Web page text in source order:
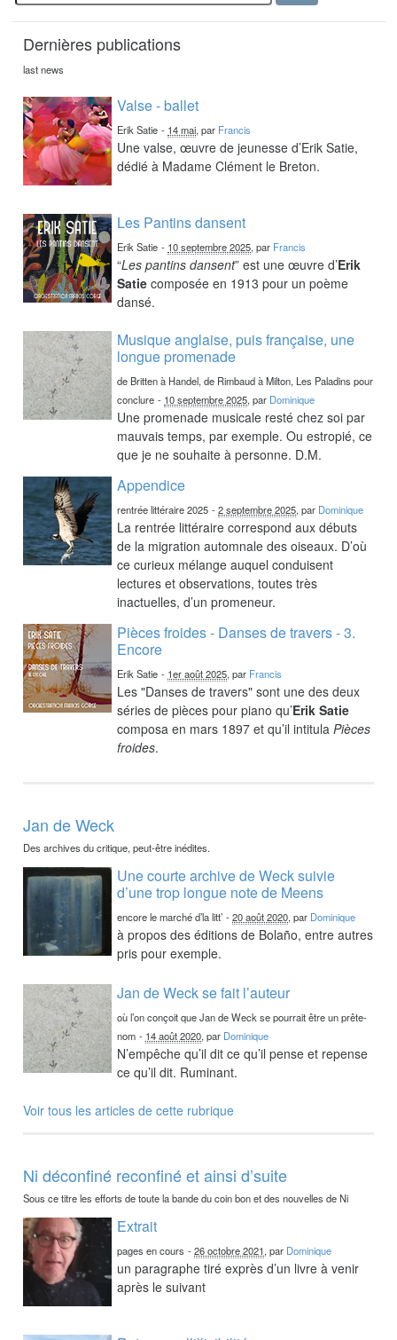
Dernières publications
last news
Valse - ballet
Erik Satie - 14 mai, par Francis
Une valse, œuvre de jeunesse d’Erik Satie,
dédié à Madame Clément le Breton.
Les Pantins dansent
Erik Satie - 10 septembre 2025, par Francis
“Les pantins dansent” est une œuvre d’Erik
Satie composée en 1913 pour un poème
dansé.
Musique anglaise, puis française, une
longue promenade
de Britten à Handel, de Rimbaud à Milton, Les Paladins pour
conclure - 10 septembre 2025, par Dominique
Une promenade musicale resté chez soi par
mauvais temps, par exemple. Ou estropié, ce
que je ne souhaite à personne. D.M.
Appendice
rentrée littéraire 2025 -2 septembre 2025, par Dominique
La rentrée littéraire correspond aux débuts
de la migration automnale des oiseaux. D’où
ce curieux mélange auquel conduisent
lectures et observations, toutes très
inactuelles, d’un promeneur.
Pièces froides - Danses de travers - 3.
Encore
Erik Satie - 1er août 2025, par Francis
Les "Danses de travers" sont une des deux
séries de pièces pour piano qu’Erik Satie
composa en mars 1897 et qu’il intitulaPièces
froides.
Jan de Weck
Des archives du critique, peut-être inédites.
Une courte archive de Weck suivie
d’une trop longue note de Meens
encore le marché d’la litt’ -20 août 2020, par Dominique
à propos des éditions de Bolaño, entre autres
pris pour exemple.
Jan de Weck se fait l’auteur
où l’on conçoit que Jan de Weck se pourrait être un prête-
nom - 14 août 2020, par Dominique
N’empêche qu’il dit ce qu’il pense et repense
ce qu’il dit. Ruminant.
Voir tous les articles de cette rubrique
Ni déconfiné reconfiné et ainsi d’suite
Sous ce titre les efforts de toute la bande du coin bon et des nouvelles de Ni
Extrait
pages en cours -26 octobre 2021, par Dominique
un paragraphe tiré exprès d’un livre à venir
après le suivant